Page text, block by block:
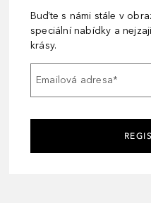
Buďte s námi stále v
speciální nabídky a
krásy.
Emailová adresa*